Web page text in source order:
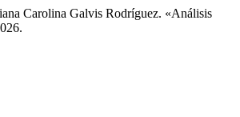
Carolina Galvis Rodríguez. «Análisis